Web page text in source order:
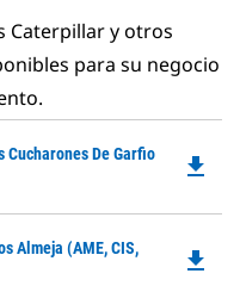
Caterpillar y otros
para su negocio
Cucharones De Garfio
file_download
Almeja (AME, CIS,
file_download